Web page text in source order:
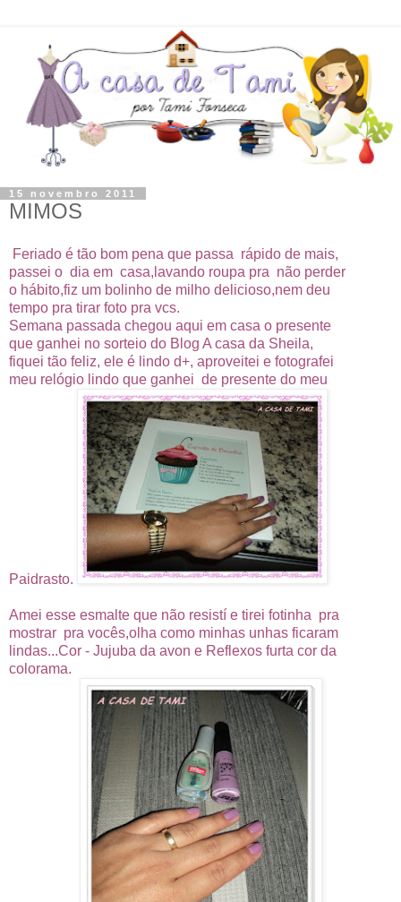
15 novembro 2011
MIMOS
Feriado é tão bom pena que passa rápido de mais,
passei o dia em casa,lavando roupa pra não perder
o hábito,fiz um bolinho de milho delicioso,nem deu
tempo pra tirar foto pra vcs.
Semana passada chegou aqui em casa o presente
que ganhei no sorteio do Blog A casa da Sheila,
fiquei tão feliz, ele é lindo d+, aproveitei e fotografei
meu relógio lindo que ganhei de presente do meu
Paidrasto.
Amei esse esmalte que não resistí e tirei fotinha pra
mostrar pra vocês,olha como minhas unhas ficaram
lindas...Cor - Jujuba da avon e Reflexos furta cor da
colorama.